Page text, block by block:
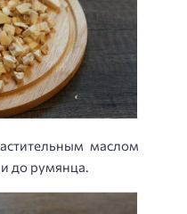
маслом
до румянца.